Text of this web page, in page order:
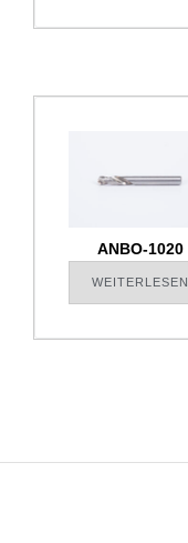
ANBO-1020
WEITERLESEN